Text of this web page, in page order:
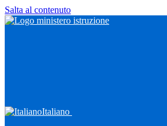
Salta al contenuto
Italiano